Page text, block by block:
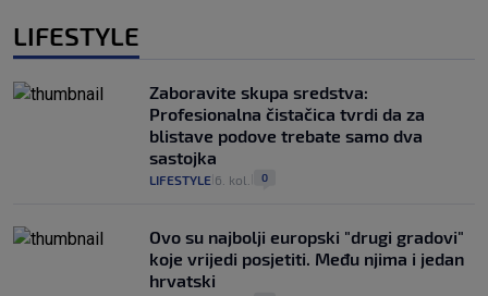
LIFESTYLE
Zaboravite skupa sredstva:
Profesionalna čistačica tvrdi da za
blistave podove trebate samo dva
sastojka
LIFESTYLE 6. kol. 0
Ovo su najbolji europski "drugi gradovi"
koje vrijedi posjetiti. Među njima i jedan
hrvatski